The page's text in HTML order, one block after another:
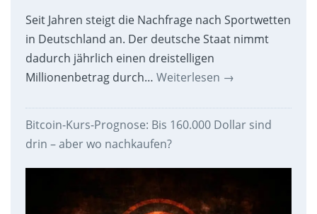
Seit Jahren steigt die Nachfrage nach Sportwetten
in Deutschland an. Der deutsche Staat nimmt
dadurch jährlich einen dreistelligen
Millionenbetrag durch… Weiterlesen →
Bitcoin-Kurs-Prognose: Bis 160.000 Dollar sind
drin – aber wo nachkaufen?